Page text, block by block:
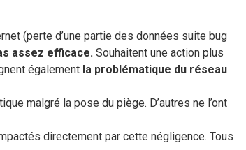
(perte d’une partie des données suite bug
assez efficace. Souhaitent une action plus
également la problématique du réseau
malgré la pose du piège. D’autres ne l’ont
directement par cette négligence. Tous